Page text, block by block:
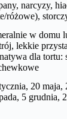
narcyzy,
różowe),
w domu
lekkie
dla tortu:
20
5 grudnia,